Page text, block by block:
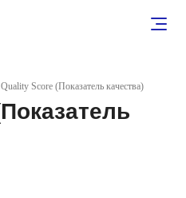
Quality Score (Показатель качества)